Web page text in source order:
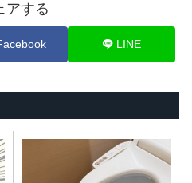
アする
LINE